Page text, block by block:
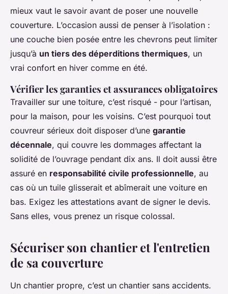
mieux vaut le savoir avant de poser une nouvelle
couverture. L’occasion aussi de penser à l’isolation :
une couche bien posée entre les chevrons peut limiter
jusqu’à un tiers des déperditions thermiques, un
vrai confort en hiver comme en été.
Vérifier les garanties et assurances obligatoires
Travailler sur une toiture, c’est risqué - pour l’artisan,
pour la maison, pour les voisins. C’est pourquoi tout
couvreur sérieux doit disposer d’une garantie
décennale, qui couvre les dommages affectant la
solidité de l’ouvrage pendant dix ans. Il doit aussi être
assuré en responsabilité civile professionnelle, au
cas où un tuile glisserait et abîmerait une voiture en
bas. Exigez les attestations avant de signer le devis.
Sans elles, vous prenez un risque colossal.
Sécuriser son chantier et l'entretien
de sa couverture
Un chantier propre, c’est un chantier sans accidents.